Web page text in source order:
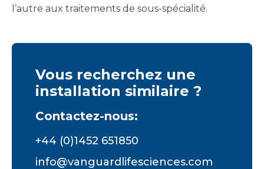
l’autre aux traitements de sous-spécialité.
Vous recherchez une
installation similaire ?
Contactez-nous:
+44 (0)1452 651850
info@vanguardlifesciences.com